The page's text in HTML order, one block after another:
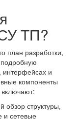
ТП?
план разработки,
и
компоненты
обзор структуры,
и сетевые